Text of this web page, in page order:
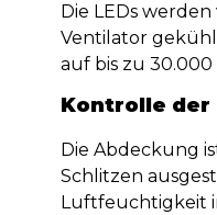
Die LEDs
Ventilator
auf bis zu
Kontrolle
Die Abdeckung
Schlitzen
Luftfeuchtigkeit